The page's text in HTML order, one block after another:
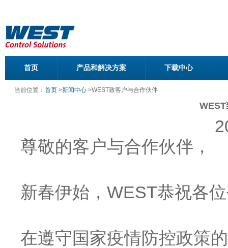
首页 产品和解决方案 下载中心
当前位置： 首页 >新闻中心 >WEST致客户与合作伙伴
尊敬的客户与合作伙伴，
新春伊始，WEST恭祝各
在遵守国家疫情防控政策